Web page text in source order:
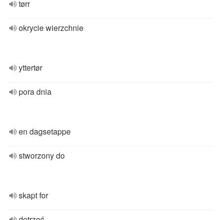
tørr
okrycie wierzchnie
yttertør
pora dnia
en dagsetappe
stworzony do
skapt for